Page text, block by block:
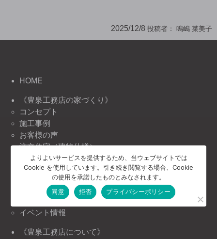
2025/12/8 投稿者： 鳴嶋 菜美子
HOME
《豊泉工務店の家づくり》
コンセプト
施工事例
お客様の声
注文住宅（建物仕様）
リノベーション（建物仕様）
リフォーム（建物仕様）
《豊泉工務店の情報》
ニュース＆トピックス
イベント情報
《豊泉工務店について》
よりよいサービスを提供するため、当ウェブサイトでは
Cookie を使用しています。引き続き閲覧する場合、Cookie
の使用を承諾したものとみなされます。
同意
拒否 プライバシーポリシー